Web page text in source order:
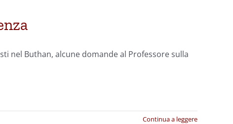
nel Buthan, alcune domande al Professore sulla
Continua a leggere